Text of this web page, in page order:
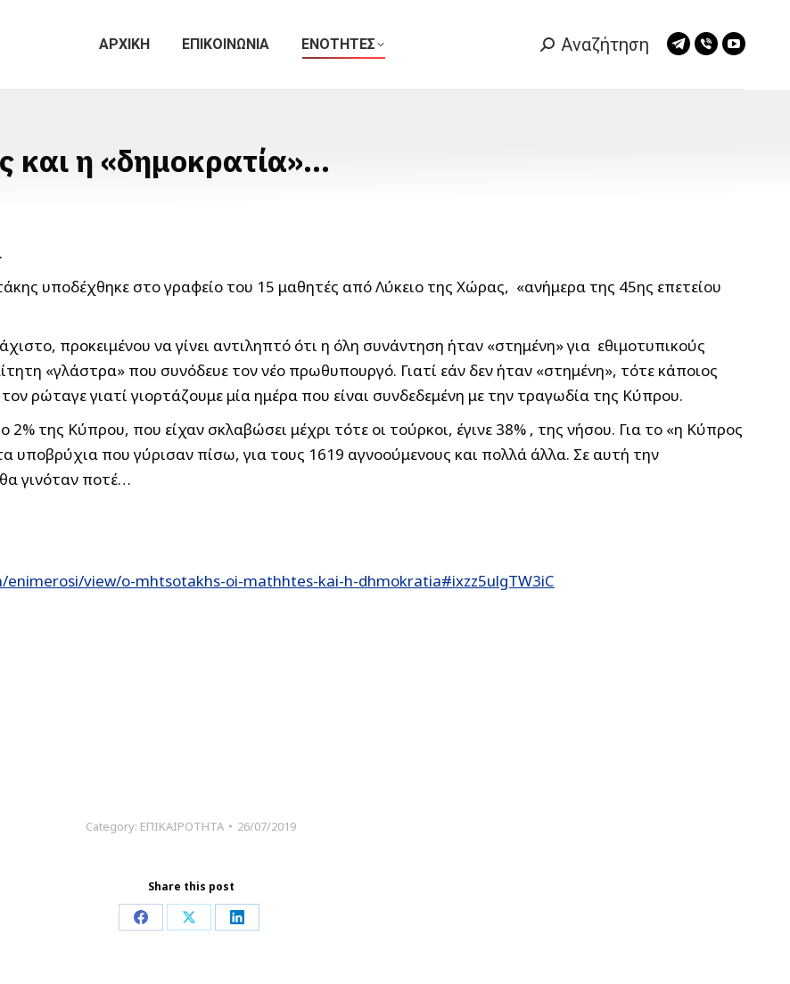
ΑΡΧΙΚΗ ΕΠΙΚΟΙΝΩΝΙΑ ΕΝΟΤΗΤΕΣ Search:
Αναζήτηση
Telegram
Viber
και η «δημοκρατία»…
υποδέχθηκε στο γραφείο του 15 μαθητές από Λύκειο της Χώρας, «ανήμερα της 45ης επετείου
προκειμένου να γίνει αντιληπτό ότι η όλη συνάντηση ήταν «στημένη» για εθιμοτυπικούς
«γλάστρα» που συνόδευε τον νέο πρωθυπουργό. Γιατί εάν δεν ήταν «στημένη», τότε κάποιος
ρώταγε γιατί γιορτάζουμε μία ημέρα που είναι συνδεδεμένη με την τραγωδία της Κύπρου.
της Κύπρου, που είχαν σκλαβώσει μέχρι τότε οι τούρκοι, έγινε 38% , της νήσου. Για το «η Κύπρος
υποβρύχια που γύρισαν πίσω, για τους 1619 αγνοούμενους και πολλά άλλα. Σε αυτή την
γινόταν ποτέ…
enimerosi/view/o-mhtsotakhs-oi-mathhtes-kai-h-dhmokratia#ixzz5ulgTW3iC
Category: ΕΠΙΚΑΙΡΟΤΗΤΑ 26/07/2019
Share this post
Share Share Share